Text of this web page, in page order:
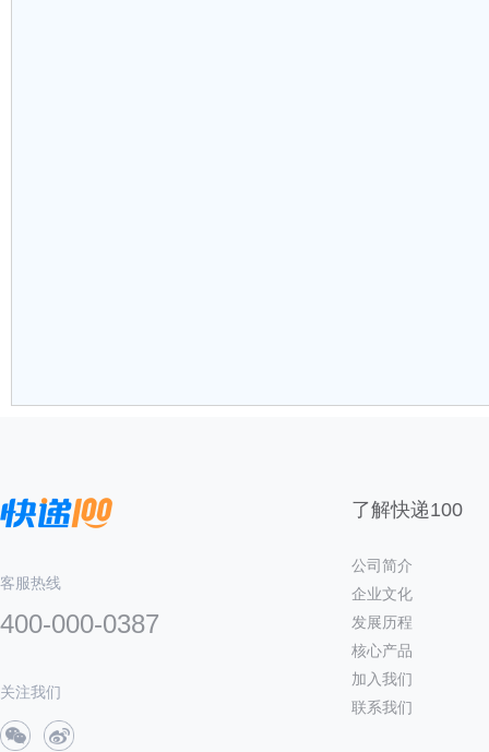
客服热线
400-000-0387
关注我们
了解快递100
公司简介
企业文化
发展历程
核心产品
加入我们
联系我们